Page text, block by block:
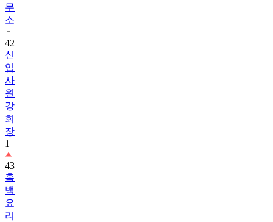
무
소
42
신
입
사
원
강
회
장
1
43
흑
백
요
리